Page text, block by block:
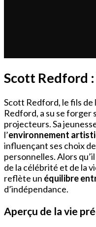
Scott Redford
Scott Redford, le fils de
Redford, a su se forger
projecteurs. Sa
l’environnement
influençant ses choix
personnelles. Alors
de la célébrité et de la
reflète un équilibre
d’indépendance.
Aperçu de la vie